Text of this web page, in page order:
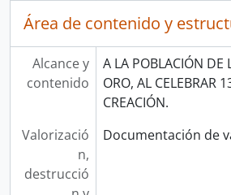
Área de contenido y
Alcance y
contenido
A LA POBLACIÓN DE
ORO, AL CELEBRAR
CREACIÓN.
Valorizació
n,
destrucció
Documentación de